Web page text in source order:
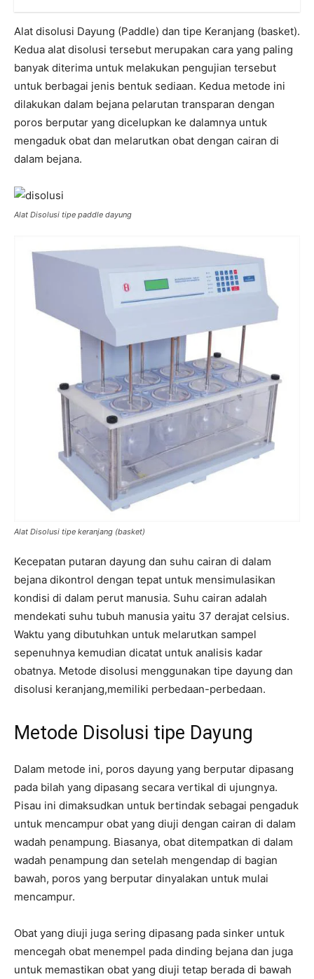
Alat disolusi Dayung (Paddle) dan tipe Keranjang (basket).
Kedua alat disolusi tersebut merupakan cara yang paling
banyak diterima untuk melakukan pengujian tersebut
untuk berbagai jenis bentuk sediaan. Kedua metode ini
dilakukan dalam bejana pelarutan transparan dengan
poros berputar yang dicelupkan ke dalamnya untuk
mengaduk obat dan melarutkan obat dengan cairan di
dalam bejana.
Alat Disolusi tipe paddle dayung
Alat Disolusi tipe keranjang (basket)
Kecepatan putaran dayung dan suhu cairan di dalam
bejana dikontrol dengan tepat untuk mensimulasikan
kondisi di dalam perut manusia. Suhu cairan adalah
mendekati suhu tubuh manusia yaitu 37 derajat celsius.
Waktu yang dibutuhkan untuk melarutkan sampel
sepenuhnya kemudian dicatat untuk analisis kadar
obatnya. Metode disolusi menggunakan tipe dayung dan
disolusi keranjang,memiliki perbedaan-perbedaan.
Metode Disolusi tipe Dayung
Dalam metode ini, poros dayung yang berputar dipasang
pada bilah yang dipasang secara vertikal di ujungnya.
Pisau ini dimaksudkan untuk bertindak sebagai pengaduk
untuk mencampur obat yang diuji dengan cairan di dalam
wadah penampung. Biasanya, obat ditempatkan di dalam
wadah penampung dan setelah mengendap di bagian
bawah, poros yang berputar dinyalakan untuk mulai
mencampur.
Obat yang diuji juga sering dipasang pada sinker untuk
mencegah obat menempel pada dinding bejana dan juga
untuk memastikan obat yang diuji tetap berada di bawah